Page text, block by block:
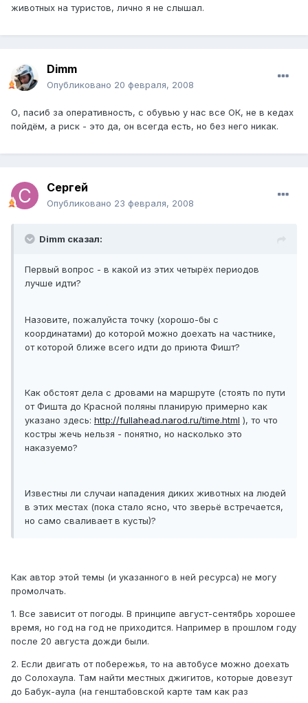
животных на туристов, лично я не слышал.
Dimm
Опубликовано 20 февраля, 2008
О, пасиб за оперативность, с обувью у нас все ОК, не в кедах
пойдём, а риск - это да, он всегда есть, но без него никак.
Cергей
Опубликовано 23 февраля, 2008
Dimm сказал:
Первый вопрос - в какой из этих четырёх периодов
лучше идти?
Назовите, пожалуйста точку (хорошо-бы с
координатами) до которой можно доехать на частнике,
от которой ближе всего идти до приюта Фишт?
Как обстоят дела с дровами на маршруте (стоять по пути
от Фишта до Красной поляны планирую примерно как
указано здесь: http://fullahead.narod.ru/time.html ), то что
костры жечь нельзя - понятно, но насколько это
наказуемо?
Известны ли случаи нападения диких животных на людей
в этих местах (пока стало ясно, что зверьё встречается,
но само сваливает в кусты)?
Как автор этой темы (и указанного в ней ресурса) не могу
промолчать.
1. Все зависит от погоды. В принципе август-сентябрь хорошее
время, но год на год не приходится. Например в прошлом году
после 20 августа дожди были.
2. Если двигать от побережья, то на автобусе можно доехать
до Солохаула. Там найти местных джигитов, которые довезут
до Бабук-аула (на генштабовской карте там как раз